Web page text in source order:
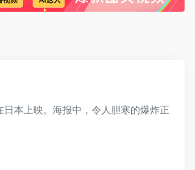
本上映。海报中，令人胆寒的爆炸正